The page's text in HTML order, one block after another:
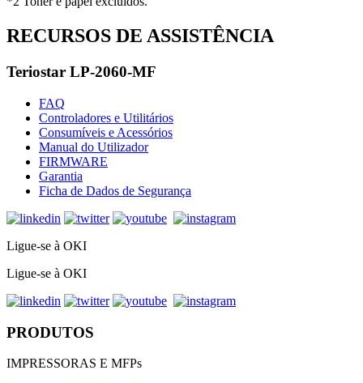
RECURSOS DE ASSISTÊNCIA
Teriostar LP-2060-MF
FAQ
Controladores e Utilitários
Consumíveis e Acessórios
Manual do Utilizador
FIRMWARE
Garantia
Ficha de Dados de Segurança
Ligue-se à OKI
Ligue-se à OKI
PRODUTOS
IMPRESSORAS E MFPs